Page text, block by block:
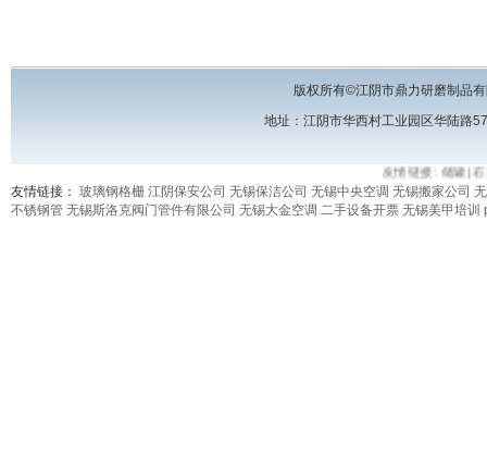
版权所有©江阴市鼎力研磨制品
地址：江阴市华西村工业园区华陆路
友情链接: 储罐|石
友情链接： 玻璃钢格栅 江阴保安公司 无锡保洁公司 无锡中央空调 无锡搬家公司
不锈钢管 无锡斯洛克阀门管件有限公司 无锡大金空调 二手设备开票 无锡美甲培训